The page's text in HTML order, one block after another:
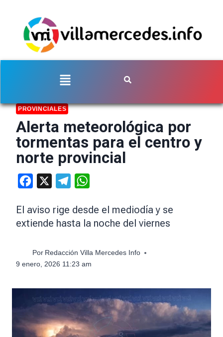
PROVINCIALES
Alerta meteorológica por
tormentas para el centro y
norte provincial
Facebook Telegram
El aviso rige desde el mediodía y se
extiende hasta la noche del viernes
Por Redacción Villa Mercedes Info
9 enero, 2026 11:23 am